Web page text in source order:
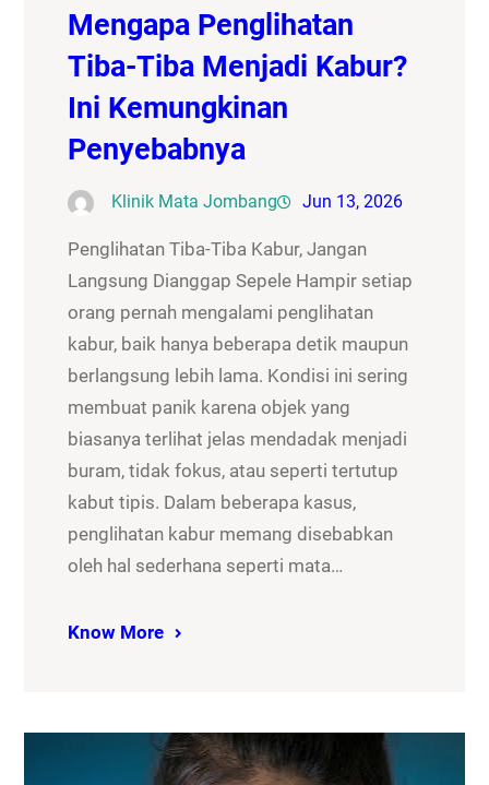
Mengapa Penglihatan
Tiba-Tiba Menjadi Kabur?
Ini Kemungkinan
Penyebabnya
Klinik Mata Jombang Jun 13, 2026
Penglihatan Tiba-Tiba Kabur, Jangan
Langsung Dianggap Sepele Hampir setiap
orang pernah mengalami penglihatan
kabur, baik hanya beberapa detik maupun
berlangsung lebih lama. Kondisi ini sering
membuat panik karena objek yang
biasanya terlihat jelas mendadak menjadi
buram, tidak fokus, atau seperti tertutup
kabut tipis. Dalam beberapa kasus,
penglihatan kabur memang disebabkan
oleh hal sederhana seperti mata…
Know More